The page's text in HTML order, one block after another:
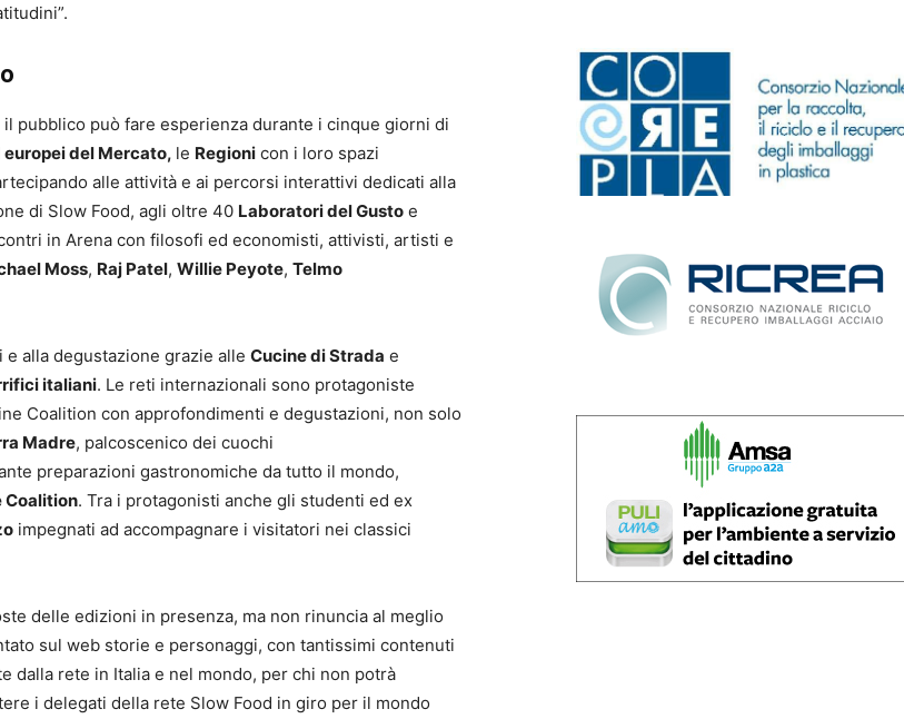
pubblico può fare esperienza durante i cinque giorni di
del Mercato, le Regioni con i loro spazi
alle attività e ai percorsi interattivi dedicati alla
di Slow Food, agli oltre 40 Laboratori del Gusto e
in Arena con filosofi ed economisti, attivisti, artisti e
Moss, Raj Patel, Willie Peyote, Telmo
alla degustazione grazie alle Cucine di Strada e
italiani. Le reti internazionali sono protagoniste
Coalition con approfondimenti e degustazioni, non solo
Madre, palcoscenico dei cuochi
preparazioni gastronomiche da tutto il mondo,
Coalition. Tra i protagonisti anche gli studenti ed ex
impegnati ad accompagnare i visitatori nei classici
delle edizioni in presenza, ma non rinuncia al meglio
sul web storie e personaggi, con tantissimi contenuti
dalla rete in Italia e nel mondo, per chi non potrà
i delegati della rete Slow Food in giro per il mondo